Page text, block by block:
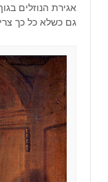
אגירת הנוזלים
גם כשלא כל כך